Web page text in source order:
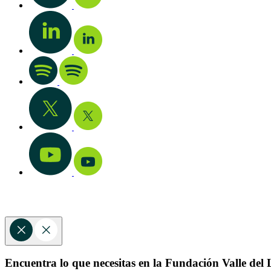
Encuentra lo que necesitas en la Fundación Valle del